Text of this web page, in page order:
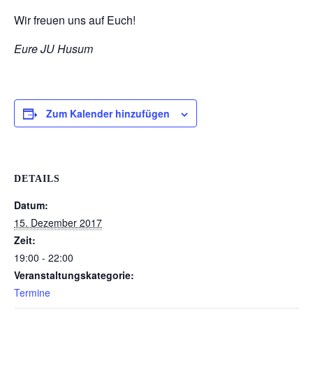
Wir freuen uns auf Euch!
Eure JU Husum
Zum Kalender hinzufügen
DETAILS
Datum:
15. Dezember 2017
Zeit:
19:00 - 22:00
Veranstaltungskategorie:
Termine